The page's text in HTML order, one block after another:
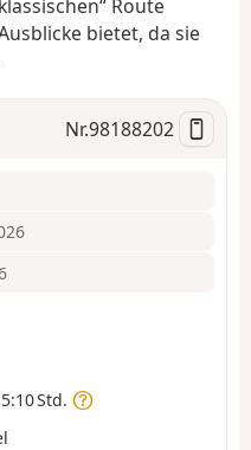
Route
bietet, da sie
Nr.98188202
5:10 Std.